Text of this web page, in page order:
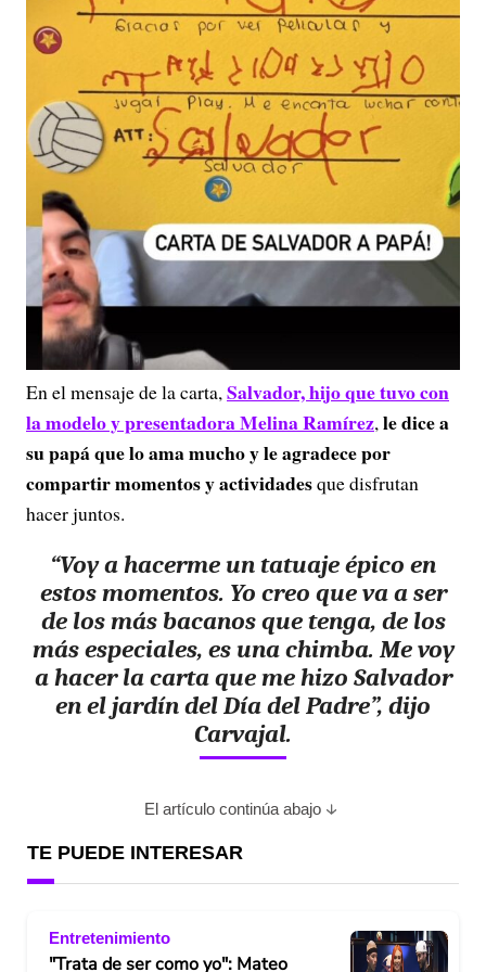
En el mensaje de la carta,Salvador, hijo que tuvo con
la modelo y presentadora Melina Ramírez,le dice a
su papá que lo ama mucho y le agradece por
compartir momentos y actividadesque disfrutan
hacer juntos.
“Voy a hacerme un tatuaje épico en
estos momentos. Yo creo que va a ser
de los más bacanos que tenga, de los
más especiales, es una chimba. Me voy
a hacer la carta que me hizo Salvador
en el jardín del Día del Padre”, dijo
Carvajal.
El artículo continúa abajo
TE PUEDE INTERESAR
Entretenimiento
"Trata de ser como yo": Mateo